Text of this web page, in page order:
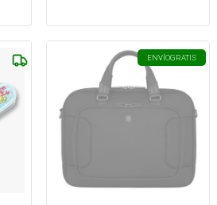
ENVÍOGRATIS